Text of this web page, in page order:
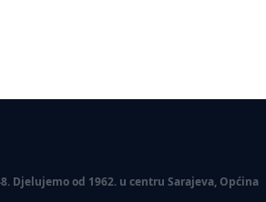
Djelujemo od 1962. u centru Sarajeva, Općina